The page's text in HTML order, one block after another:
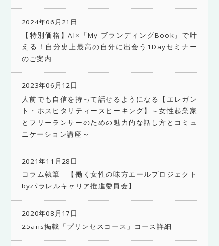
2024年06月21日
【特別価格】AI×「My ブランディングBook」で叶
える！自分史上最高の自分に出会う1Dayセミナー
のご案内
2023年06月12日
人前でも自信を持って話せるようになる【エレガン
ト・ホスピタリティースピーキング】～女性起業家
とフリーランサーのための魅力的な話し方とコミュ
ニケーション講座～
2021年11月28日
コラム執筆 【働く女性の味方エールプロジェクト
byパラレルキャリア推進委員会】
2020年08月17日
25ans掲載「プリンセスコース」コース詳細